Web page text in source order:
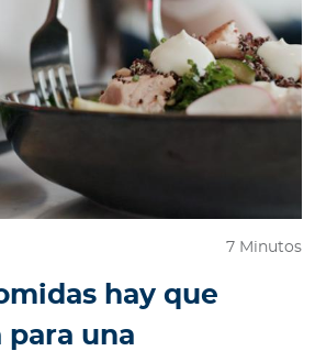
7 Minutos
hay que
para una